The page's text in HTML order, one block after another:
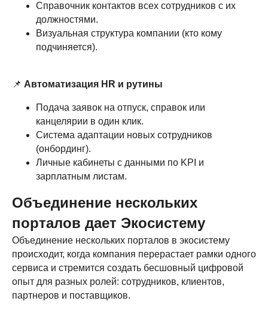
Справочник контактов всех сотрудников с их
должностями.
Визуальная структура компании (кто кому
подчиняется).
📌 Автоматизация HR и рутины
Подача заявок на отпуск, справок или
канцелярии в один клик.
Система адаптации новых сотрудников
(онбординг).
Личные кабинеты с данными по KPI и
зарплатным листам.
Объединение нескольких
порталов дает Экосистему
Объединение нескольких порталов в экосистему
происходит, когда компания перерастает рамки одного
сервиса и стремится создать бесшовный цифровой
опыт для разных ролей: сотрудников, клиентов,
партнеров и поставщиков.